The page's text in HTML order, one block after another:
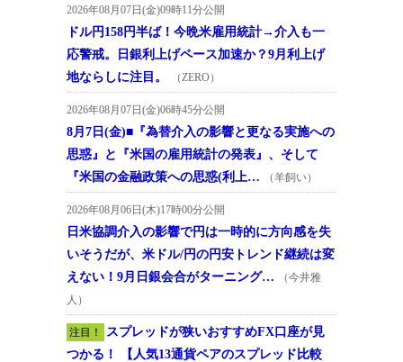
2026年08月07日(金)09時11分公開
ドル円158円半ば！今晩米雇用統計→介入も一
応警戒。日銀利上げペース加速か？9月利上げ
地ならしに注目。
（ZERO）
2026年08月07日(金)06時45分公開
8月7日(金)■『為替介入の影響と更なる実施への
思惑』と『米国の雇用統計の発表』、そして
『米国の金融政策への思惑(利上…
（羊飼い）
2026年08月06日(木)17時00分公開
日米協調介入の影響で円は一時的に方向感を失
いそうだが、米ドル/円の円安トレンド継続は変
えない！9月日銀会合がターニング…
（今井雅
人）
注目！
スプレッドが狭いおすすめFX口座が見
つかる！ 【人気13通貨ペアのスプレッド比較